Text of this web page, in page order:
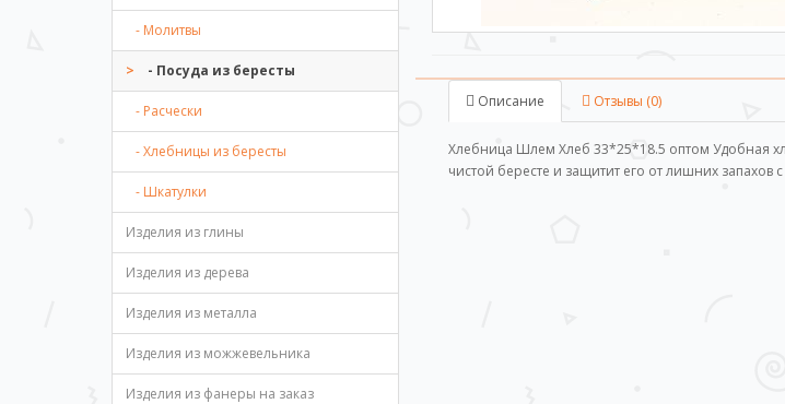
- Молитвы
- Посуда из бересты
- Расчески
- Хлебницы из бересты
- Шкатулки
Изделия из глины
Изделия из дерева
Изделия из металла
Изделия из можжевельника
Изделия из фанеры на заказ
Описание Отзывы (0)
Хлебница Шлем Хлеб 33*25*18.5 оптом Удобная
чистой бересте и защитит его от лишних запахов